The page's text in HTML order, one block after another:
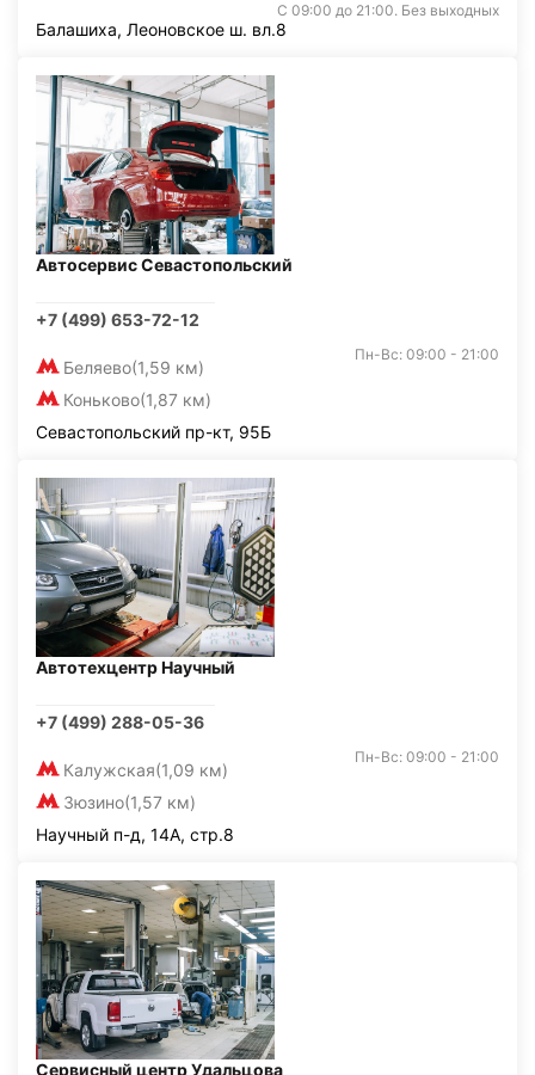
С 09:00 до 21:00. Без выходных
Балашиха, Леоновское ш. вл.8
Автосервис Севастопольский
+7 (499) 653-72-12
Беляево(1,59 км)
Коньково(1,87 км)
Пн-Вс: 09:00 - 21:00
Севастопольский пр-кт, 95Б
Автотехцентр Научный
+7 (499) 288-05-36
Калужская(1,09 км)
Зюзино(1,57 км)
Пн-Вс: 09:00 - 21:00
Научный п-д, 14А, стр.8
Сервисный центр Удальцова